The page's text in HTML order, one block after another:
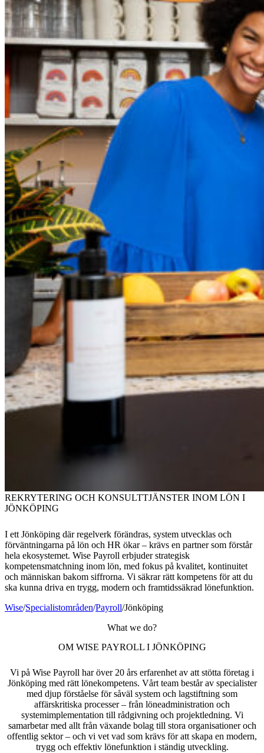
REKRYTERING OCH KONSULTTJÄNSTER INOM LÖN I
JÖNKÖPING
I ett Jönköping där regelverk förändras, system utvecklas och
förväntningarna på lön och HR ökar – krävs en partner som förstår
hela ekosystemet. Wise Payroll erbjuder strategisk
kompetensmatchning inom lön, med fokus på kvalitet, kontinuitet
och människan bakom siffrorna. Vi säkrar rätt kompetens för att du
ska kunna driva en trygg, modern och framtidssäkrad lönefunktion.
Wise/Specialistområden/Payroll/Jönköping
What we do?
OM WISE PAYROLL I JÖNKÖPING
Vi på Wise Payroll har över 20 års erfarenhet av att stötta företag i
Jönköping med rätt lönekompetens. Vårt team består av specialister
med djup förståelse för såväl system och lagstiftning som
affärskritiska processer – från löneadministration och
systemimplementation till rådgivning och projektledning. Vi
samarbetar med allt från växande bolag till stora organisationer och
offentlig sektor – och vi vet vad som krävs för att skapa en modern,
trygg och effektiv lönefunktion i ständig utveckling.